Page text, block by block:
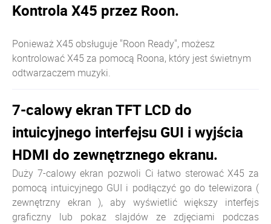
Kontrola X45 przez Roon.
Ponieważ X45 obsługuje "Roon Ready", możesz
kontrolować X45 za pomocą Roona, który jest świetnym
odtwarzaczem muzyki.
7-calowy ekran TFT LCD do
intuicyjnego interfejsu GUI i wyjścia
HDMI do zewnętrznego ekranu.
Duży 7-calowy ekran pozwoli Ci łatwo sterować X45 za
pomocą intuicyjnego GUI i podłączyć go do telewizora (
zewnętrzny ekran ), aby wyświetlić większy interfejs
graficzny lub pokaz slajdów ze zdjęciami podczas